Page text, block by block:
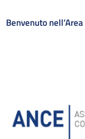
Benvenuto